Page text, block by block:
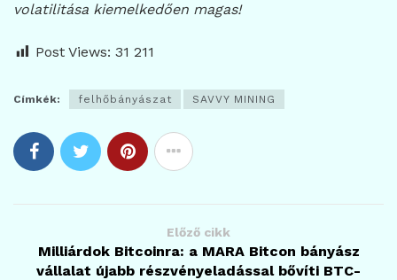
volatilitása kiemelkedően magas!
Post Views: 31 211
Címkék: felhőbányászat SAVVY MINING
Előző cikk
Milliárdok Bitcoinra: a MARA Bitcon bányász
vállalat újabb részvényeladással bővíti BTC-